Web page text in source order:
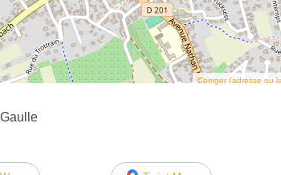
Corriger l’adresse ou